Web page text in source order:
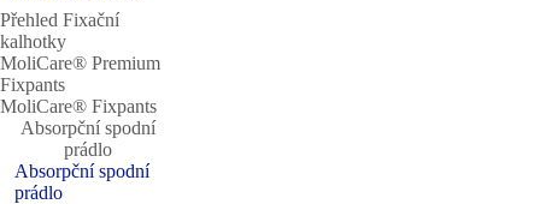
Přehled Fixační
kalhotky
MoliCare® Premium
Fixpants
MoliCare® Fixpants
Absorpční spodní
prádlo
Absorpční spodní
prádlo